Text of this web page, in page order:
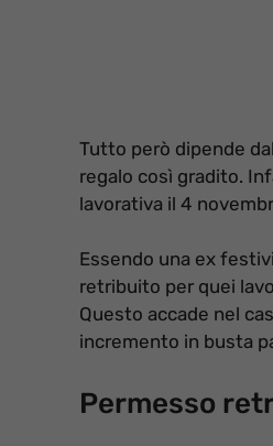
Tutto però dipende
regalo così gradito.
lavorativa il 4
Essendo una ex
retribuito per quei
Questo accade nel
incremento in busta
Permesso